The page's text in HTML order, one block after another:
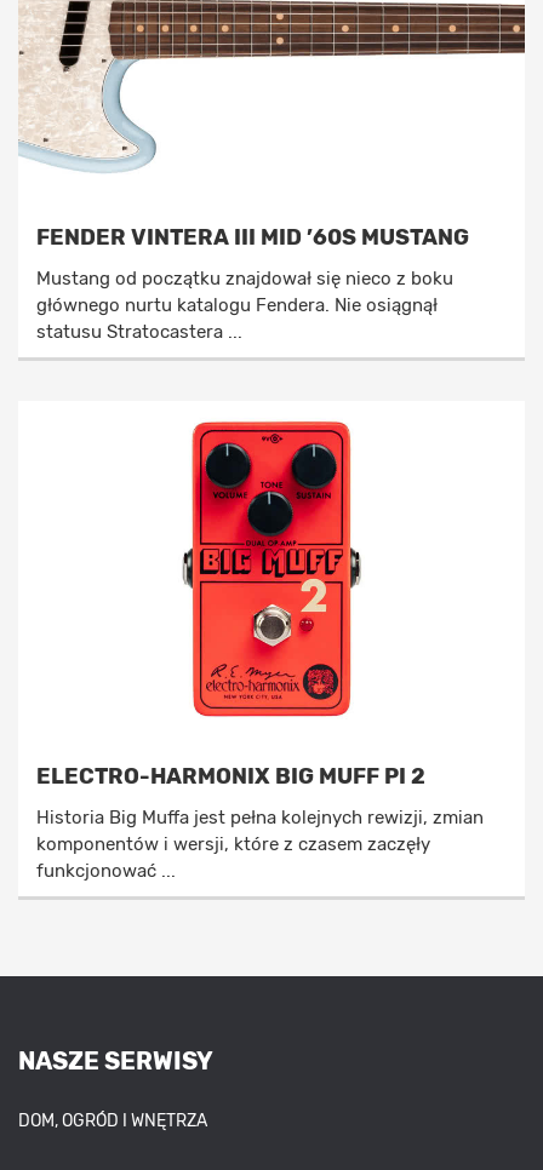
FENDER VINTERA III MID ’60S MUSTANG
Mustang od początku znajdował się nieco z boku
głównego nurtu katalogu Fendera. Nie osiągnął
statusu Stratocastera ...
ELECTRO-HARMONIX BIG MUFF PI 2
Historia Big Muffa jest pełna kolejnych rewizji, zmian
komponentów i wersji, które z czasem zaczęły
funkcjonować ...
NASZE SERWISY
DOM, OGRÓD I WNĘTRZA